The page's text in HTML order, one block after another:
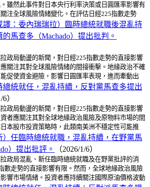
雖然此事件對日本央行利率決策或日圓匯率影響有
注全球風險情緒變化。在評估日經225指數走勢
譯：委內瑞瑞拉）臨時總統就職後混亂持
馬查多（Machado）提出批判。
政局動盪的新聞，對日經225指數走勢的直接影響
關注其對全球風險情緒的間接衝擊。地緣政治不確
促使資金避險，影響日圓匯率表現，進而牽動出
總統就任，混亂持續，反對黨馬查多提出
）
政局動盪的新聞，對日經225指數走勢的直接影響
者應關注其對全球地緣政治風險及原物料市場的間
本股市投資策略時，此類南美洲不穩定性可能推
）任臨時總統就職，混亂持續，在野黨馬
）提出批評。
（2026/1/6）
政局混亂、新任臨時總統就職及在野黨批評的消
數走勢的直接影響有限。然而，全球地緣政治風險
響市場情緒。投資者應持續關注國際原油價格波動